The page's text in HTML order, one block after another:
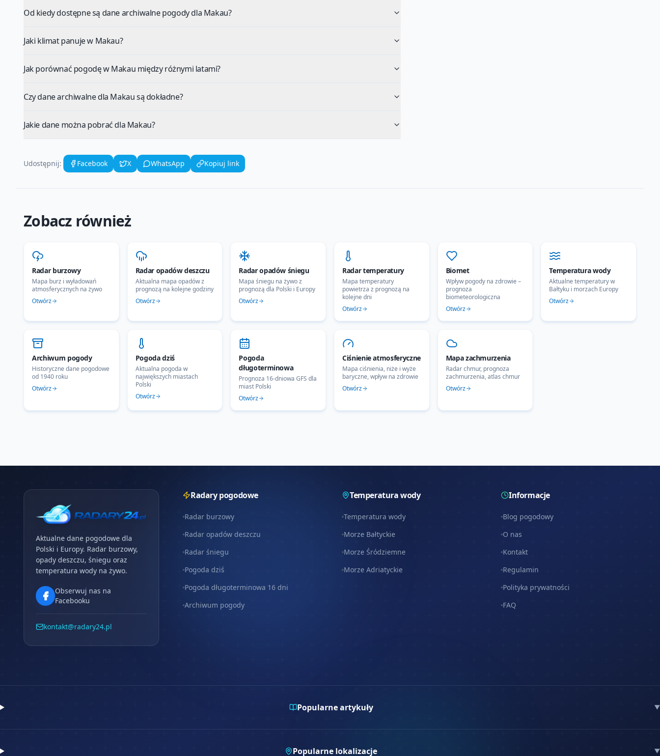
Od kiedy dostępne są dane archiwalne pogody dla Makau?
Jaki klimat panuje w Makau?
Jak porównać pogodę w Makau między różnymi latami?
Czy dane archiwalne dla Makau są dokładne?
Jakie dane można pobrać dla Makau?
Udostępnij: Facebook X WhatsApp Kopiuj link
Zobacz również
Radar burzowy
Mapa burz i wyładowań
atmosferycznych na żywo
Otwórz
Radar opadów deszczu
Aktualna mapa opadów z
prognozą na kolejne godziny
Otwórz
Radar opadów śniegu
Mapa śniegu na żywo z
prognozą dla Polski i Europy
Otwórz
Radar temperatury
Mapa temperatury
powietrza z prognozą na
kolejne dni
Otwórz
Biomet
Wpływ pogody na zdrowie –
prognoza
biometeorologiczna
Otwórz
Temperatura wody
Aktualne temperatury w
Bałtyku i morzach Europy
Otwórz
Archiwum pogody
Historyczne dane pogodowe
od 1940 roku
Otwórz
Pogoda dziś
Aktualna pogoda w
największych miastach
Polski
Otwórz
Pogoda
długoterminowa
Prognoza 16-dniowa GFS dla
miast Polski
Otwórz
Ciśnienie atmosferyczne
Mapa ciśnienia, niże i wyże
baryczne, wpływ na zdrowie
Otwórz
Mapa zachmurzenia
Radar chmur, prognoza
zachmurzenia, atlas chmur
Otwórz
Aktualne dane pogodowe dla
Polski i Europy. Radar burzowy,
opady deszczu, śniegu oraz
temperatura wody na żywo.
Obserwuj nas na
Facebooku
kontakt@radary24.pl
Radary pogodowe
Radar burzowy
Radar opadów deszczu
Radar śniegu
Pogoda dziś
Pogoda długoterminowa 16 dni
Archiwum pogody
Temperatura wody
Temperatura wody
Morze Bałtyckie
Morze Śródziemne
Morze Adriatyckie
Informacje
Blog pogodowy
O nas
Kontakt
Regulamin
Polityka prywatności
FAQ
Popularne artykuły ▼
Popularne lokalizacje ▼